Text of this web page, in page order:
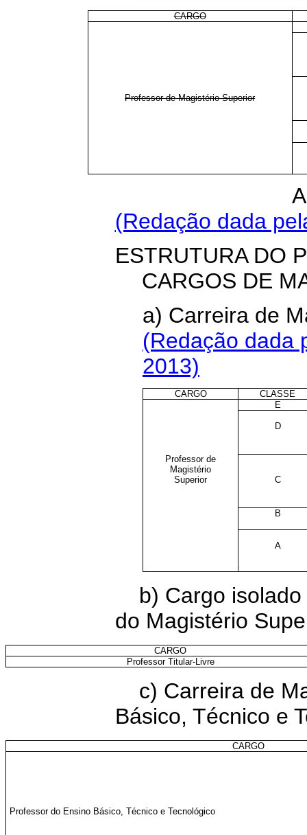
CARGO
Professor de Magistério Superior
(Redação dada
ESTRUTURA DO
CARGOS DE
a) Carreira de
(Redação dada
2013)
CARGO
CLASSE
E
D
Professor de
Magistério
Superior
C
B
A
b) Cargo
do Magistério
CARGO
Professor Titular-Livre
c) Carreira de
Básico, Técnico e
CARGO
Professor do Ensino Básico, Técnico e Tecnológico